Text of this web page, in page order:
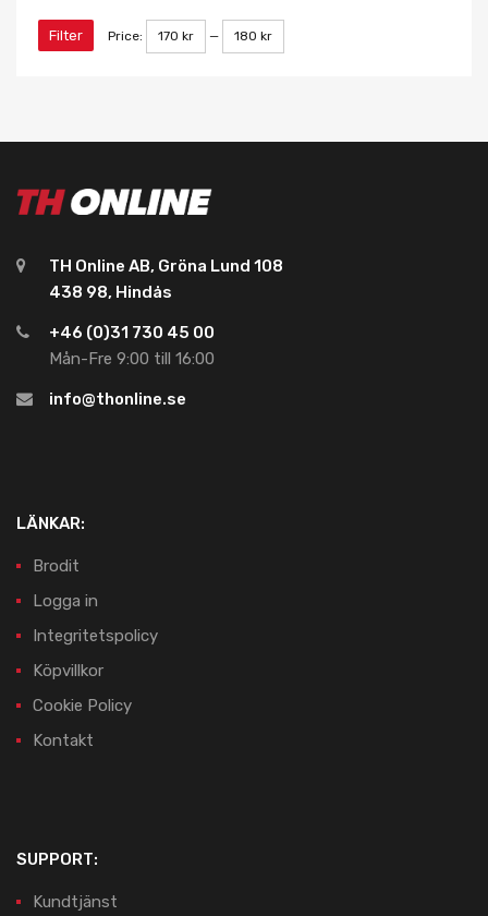
Filter Price: 170 kr — 180 kr
TH Online AB, Gröna Lund 108
438 98, Hindås
+46 (0)31 730 45 00
Mån-Fre 9:00 till 16:00
info@thonline.se
LÄNKAR:
Brodit
Logga in
Integritetspolicy
Köpvillkor
Cookie Policy
Kontakt
SUPPORT:
Kundtjänst